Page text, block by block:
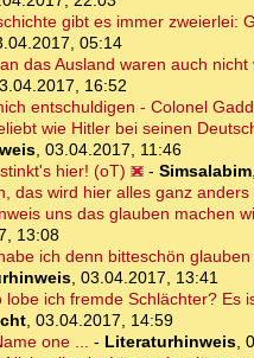
gibt es immer zweierlei:
05:14
das Ausland waren auch nicht
16:52
entschuldigen - Colonel
wie Hitler bei seinen
, 03.04.2017, 11:46
hier! (oT)
- Simsalabim,
das wird hier alles ganz
uns das glauben machen
13:08
ich denn bitteschön
, 03.04.2017, 13:41
lobe ich fremde Schlächter? Es
, 03.04.2017, 14:59
one ... - Literaturhinweis,